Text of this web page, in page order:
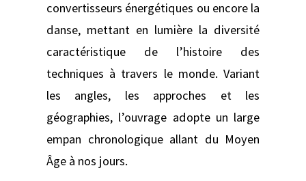
convertisseurs énergétiques ou encore la
danse, mettant en lumière la diversité
caractéristique de l’histoire des
techniques à travers le monde. Variant
les angles, les approches et les
géographies, l’ouvrage adopte un large
empan chronologique allant du Moyen
Âge à nos jours.